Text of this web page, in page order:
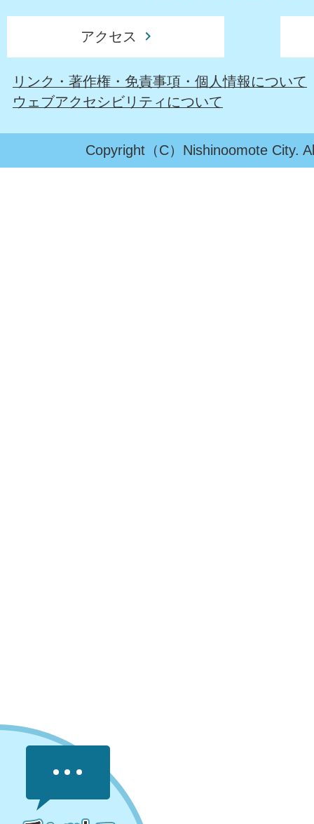
アクセス
リンク・著作権・免責事項・個人情報について
ウェブアクセシビリティについて
Copyright（C）Nishinoomote City.